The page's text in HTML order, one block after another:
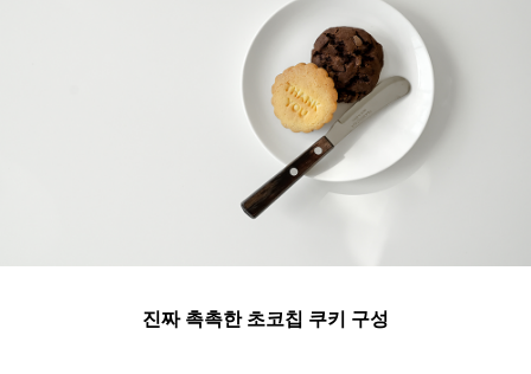
진짜 촉촉한 초코칩 쿠키 구성